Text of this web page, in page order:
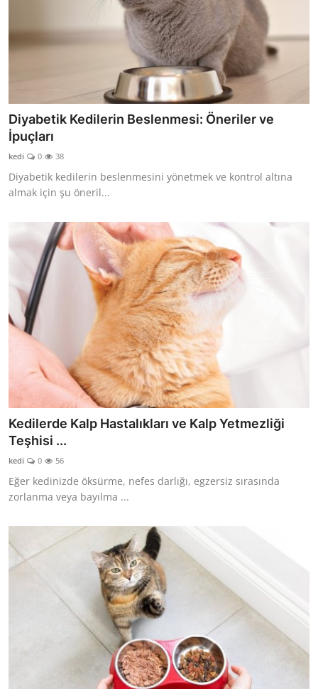
Diyabetik Kedilerin Beslenmesi: Öneriler ve
İpuçları
kedi 0 38
Diyabetik kedilerin beslenmesini yönetmek ve kontrol altına
almak için şu öneril...
Kedilerde Kalp Hastalıkları ve Kalp Yetmezliği
Teşhisi ...
kedi 0 56
Eğer kedinizde öksürme, nefes darlığı, egzersiz sırasında
zorlanma veya bayılma ...